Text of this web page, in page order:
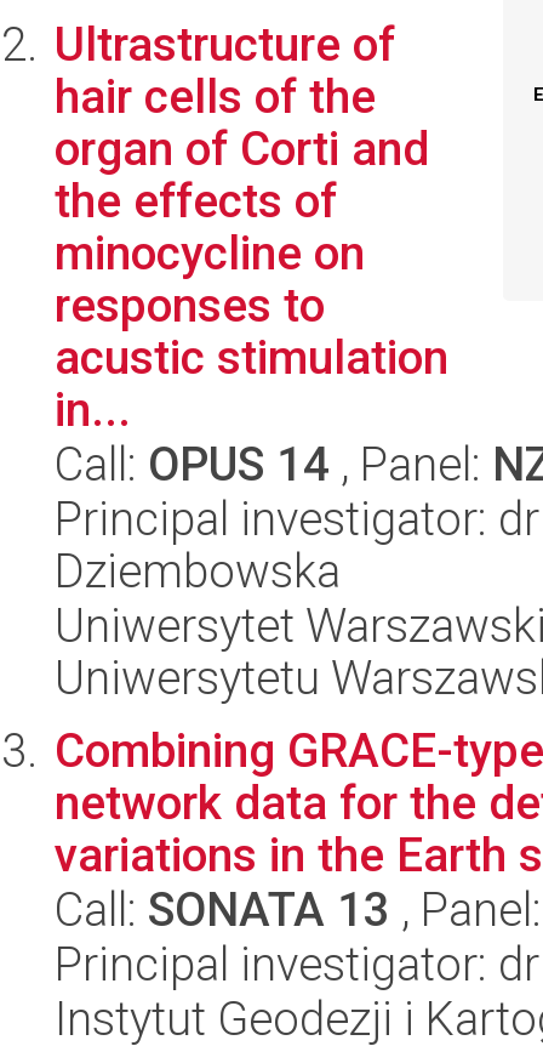
Ultrastructure of
hair cells of the
organ of Corti and
the effects of
minocycline on
responses to
acustic stimulation
in...
Call: OPUS 14 , Panel:
Principal investigator:
Dziembowska
Uniwersytet
Uniwersytetu
Combining GRACE-
network data for the
variations in the Earth
Call: SONATA 13 ,
Principal investigator:
Instytut Geodezji i